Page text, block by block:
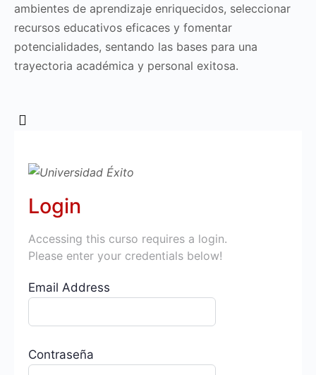
ambientes de aprendizaje enriquecidos, seleccionar
recursos educativos eficaces y fomentar
potencialidades, sentando las bases para una
trayectoria académica y personal exitosa.
Login
Accessing this curso requires a login.
Please enter your credentials below!
Email Address
Contraseña